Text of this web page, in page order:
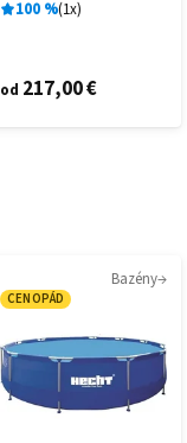
100 % 1x
od 217,00 €
Bazény
CENOPÁD